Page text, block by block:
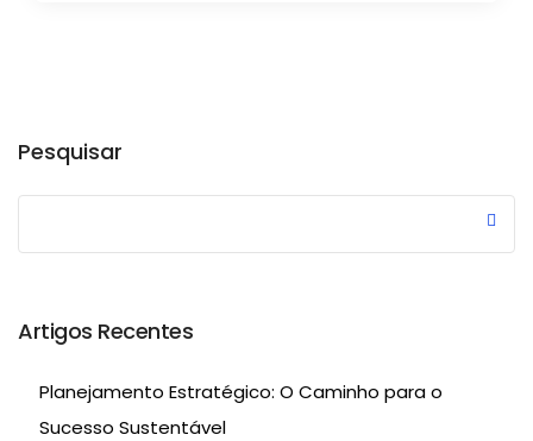
Pesquisar
Artigos Recentes
Planejamento Estratégico: O Caminho para o
Sucesso Sustentável